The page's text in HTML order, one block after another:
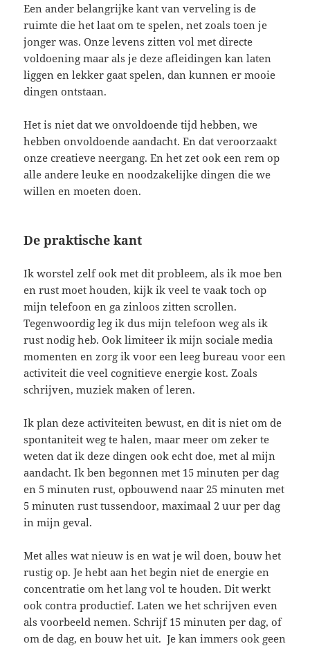
Een ander belangrijke kant van verveling is de
ruimte die het laat om te spelen, net zoals toen je
jonger was. Onze levens zitten vol met directe
voldoening maar als je deze afleidingen kan laten
liggen en lekker gaat spelen, dan kunnen er mooie
dingen ontstaan.
Het is niet dat we onvoldoende tijd hebben, we
hebben onvoldoende aandacht. En dat veroorzaakt
onze creatieve neergang. En het zet ook een rem op
alle andere leuke en noodzakelijke dingen die we
willen en moeten doen.
De praktische kant
Ik worstel zelf ook met dit probleem, als ik moe ben
en rust moet houden, kijk ik veel te vaak toch op
mijn telefoon en ga zinloos zitten scrollen.
Tegenwoordig leg ik dus mijn telefoon weg als ik
rust nodig heb. Ook limiteer ik mijn sociale media
momenten en zorg ik voor een leeg bureau voor een
activiteit die veel cognitieve energie kost. Zoals
schrijven, muziek maken of leren.
Ik plan deze activiteiten bewust, en dit is niet om de
spontaniteit weg te halen, maar meer om zeker te
weten dat ik deze dingen ook echt doe, met al mijn
aandacht. Ik ben begonnen met 15 minuten per dag
en 5 minuten rust, opbouwend naar 25 minuten met
5 minuten rust tussendoor, maximaal 2 uur per dag
in mijn geval.
Met alles wat nieuw is en wat je wil doen, bouw het
rustig op. Je hebt aan het begin niet de energie en
concentratie om het lang vol te houden. Dit werkt
ook contra productief. Laten we het schrijven even
als voorbeeld nemen. Schrijf 15 minuten per dag, of
om de dag, en bouw het uit. Je kan immers ook geen